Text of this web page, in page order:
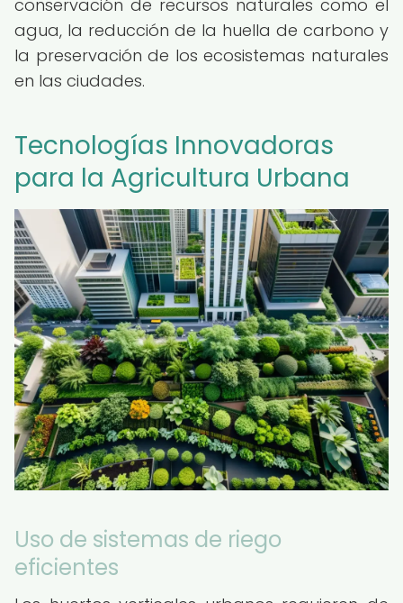
conservación de recursos naturales como el
agua, la reducción de la huella de carbono y
la preservación de los ecosistemas naturales
en las ciudades.
Tecnologías Innovadoras
para la Agricultura Urbana
Uso de sistemas de riego
eficientes